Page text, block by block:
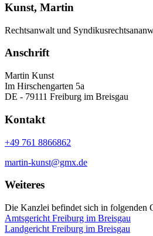
Kunst, Martin
Rechtsanwalt und
Anschrift
Martin Kunst
Im Hirschengarten 5a
DE - 79111 Freiburg im Breisgau
Kontakt
+49 761 8866862
martin-kunst@gmx.de
Weiteres
Die Kanzlei befindet sich in folgenden
Amtsgericht Freiburg im Breisgau
Landgericht Freiburg im Breisgau